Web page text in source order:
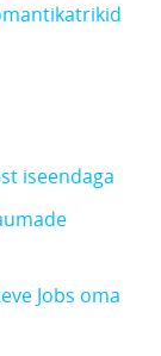
iseendaga
Jobs oma